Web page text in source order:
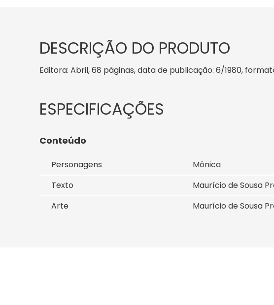
DESCRIÇÃO DO PRODUTO
Editora: Abril, 68 páginas, data de publicação: 6/1980,
Conteúdo
Personagens
Mônica
Texto
Maurício de Sousa
Arte
Maurício de Sousa